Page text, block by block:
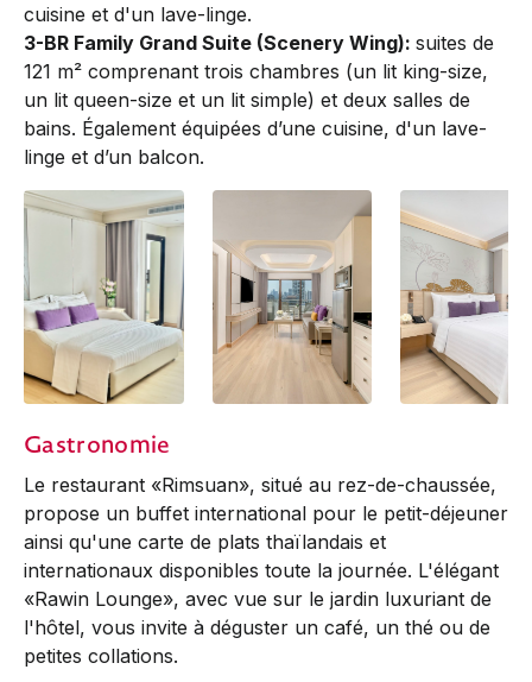
cuisine et d'un lave-linge.
3-BR Family Grand Suite (Scenery Wing): suites de
121 m² comprenant trois chambres (un lit king-size,
un lit queen-size et un lit simple) et deux salles de
bains. Également équipées d’une cuisine, d'un lave-
linge et d’un balcon.
Gastronomie
Le restaurant «Rimsuan», situé au rez-de-chaussée,
propose un buffet international pour le petit-déjeuner
ainsi qu'une carte de plats thaïlandais et
internationaux disponibles toute la journée. L'élégant
«Rawin Lounge», avec vue sur le jardin luxuriant de
l'hôtel, vous invite à déguster un café, un thé ou de
petites collations.